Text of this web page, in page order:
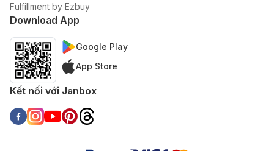
Fulfillment by Ezbuy
Download App
Google Play
App Store
Kết nối với Janbox